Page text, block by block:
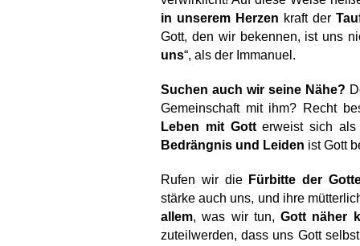
in unserem Herzen kraft der
Gott, den wir bekennen, ist uns
uns“, als der Immanuel.
Suchen auch wir seine Nähe?
Leben mit Gott erweist sich
Bedrängnis und Leiden ist Gott
Rufen wir die Fürbitte der
stärke auch uns, und ihre
allem, was wir tun, Gott näher
zuteilwerden, dass uns Gott